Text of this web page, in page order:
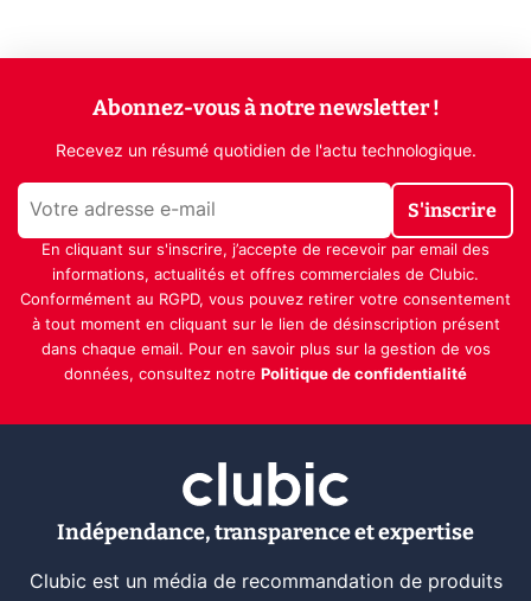
Abonnez-vous à notre newsletter !
Recevez un résumé quotidien de l'actu technologique.
S'inscrire
En cliquant sur s'inscrire, j’accepte de recevoir par email des
informations, actualités et offres commerciales de Clubic.
Conformément au RGPD, vous pouvez retirer votre consentement
à tout moment en cliquant sur le lien de désinscription présent
dans chaque email. Pour en savoir plus sur la gestion de vos
données, consultez notre Politique de confidentialité
Indépendance, transparence et expertise
Clubic est un média de recommandation de produits